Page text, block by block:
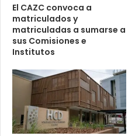
El CAZC convoca a
matriculados y
matriculadas a sumarse a
sus Comisiones e
Institutos